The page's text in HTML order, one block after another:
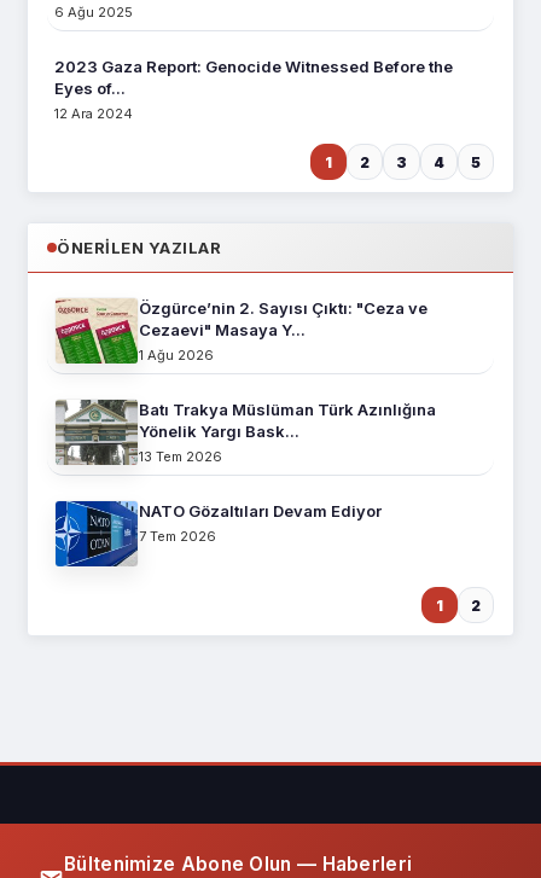
6 Ağu 2025
2023 Gaza Report: Genocide Witnessed Before the
Eyes of...
12 Ara 2024
1 2 3 4 5
ÖNERILEN YAZILAR
Özgürce’nin 2. Sayısı Çıktı: "Ceza ve
Cezaevi" Masaya Y...
1 Ağu 2026
Batı Trakya Müslüman Türk Azınlığına
Yönelik Yargı Bask...
13 Tem 2026
NATO Gözaltıları Devam Ediyor
7 Tem 2026
1 2
Bültenimize Abone Olun — Haberleri